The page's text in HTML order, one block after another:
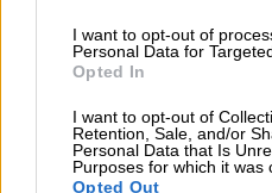
I want to opt-out of
Personal Data for
Opted In
I want to opt-out of
Retention, Sale, and/or
Personal Data that Is
Purposes for which it was
Opted Out
να προσεγγίζει την
και τον Αλέξανδρο
επικοινωνίας με την
Η τακτική του ΠΑΣΟΚ